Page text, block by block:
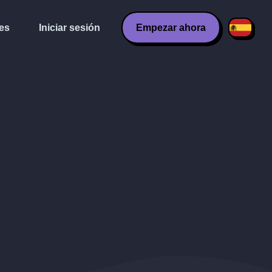
Iniciar sesión Empezar ahora